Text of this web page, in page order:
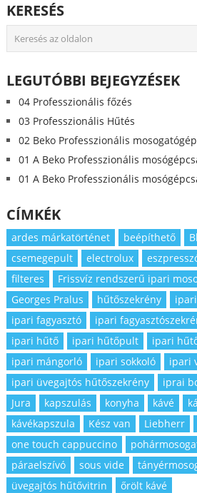
KERESÉS
LEGUTÓBBI BEJEGYZÉSEK
04 Professzionális főzés
03 Professzionális Hűtés
02 Beko Professzionális
01 A Beko Professzionális
01 A Beko Professzionális
CÍMKÉK
ardes márkatörténet beépíthető
csemegepult
electrolux
filteres
Frissvíz rendszerű ipari
Georges Pralus
hűtőszekrény
ipari fagyasztó
ipari
ipari hűtő
ipari hűtőpult ipari
ipari mángorló
ipari sokkoló
ipari
ipari üvegajtós hűtőszekrény
iprai
Jura
kapszulás konyha kávé
kávékapszula
Kész van Liebherr
one touch cappuccino
páraelszívó
sous vide
üvegajtós hűtővitrin
őrölt kávé